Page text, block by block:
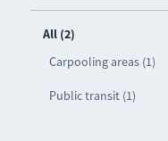
All (2)
Carpooling areas (1)
Public transit (1)